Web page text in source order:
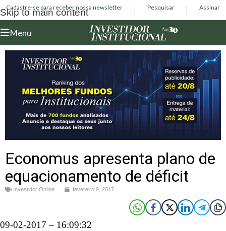
Skip to main content
Cadastre-se para receber nossa newsletter Pesquisar Assinar
Menu
Economus apresenta plano de
equacionamento de déficit
Investidor Online fevereiro 9, 2017
09-02-2017 – 16:09:32